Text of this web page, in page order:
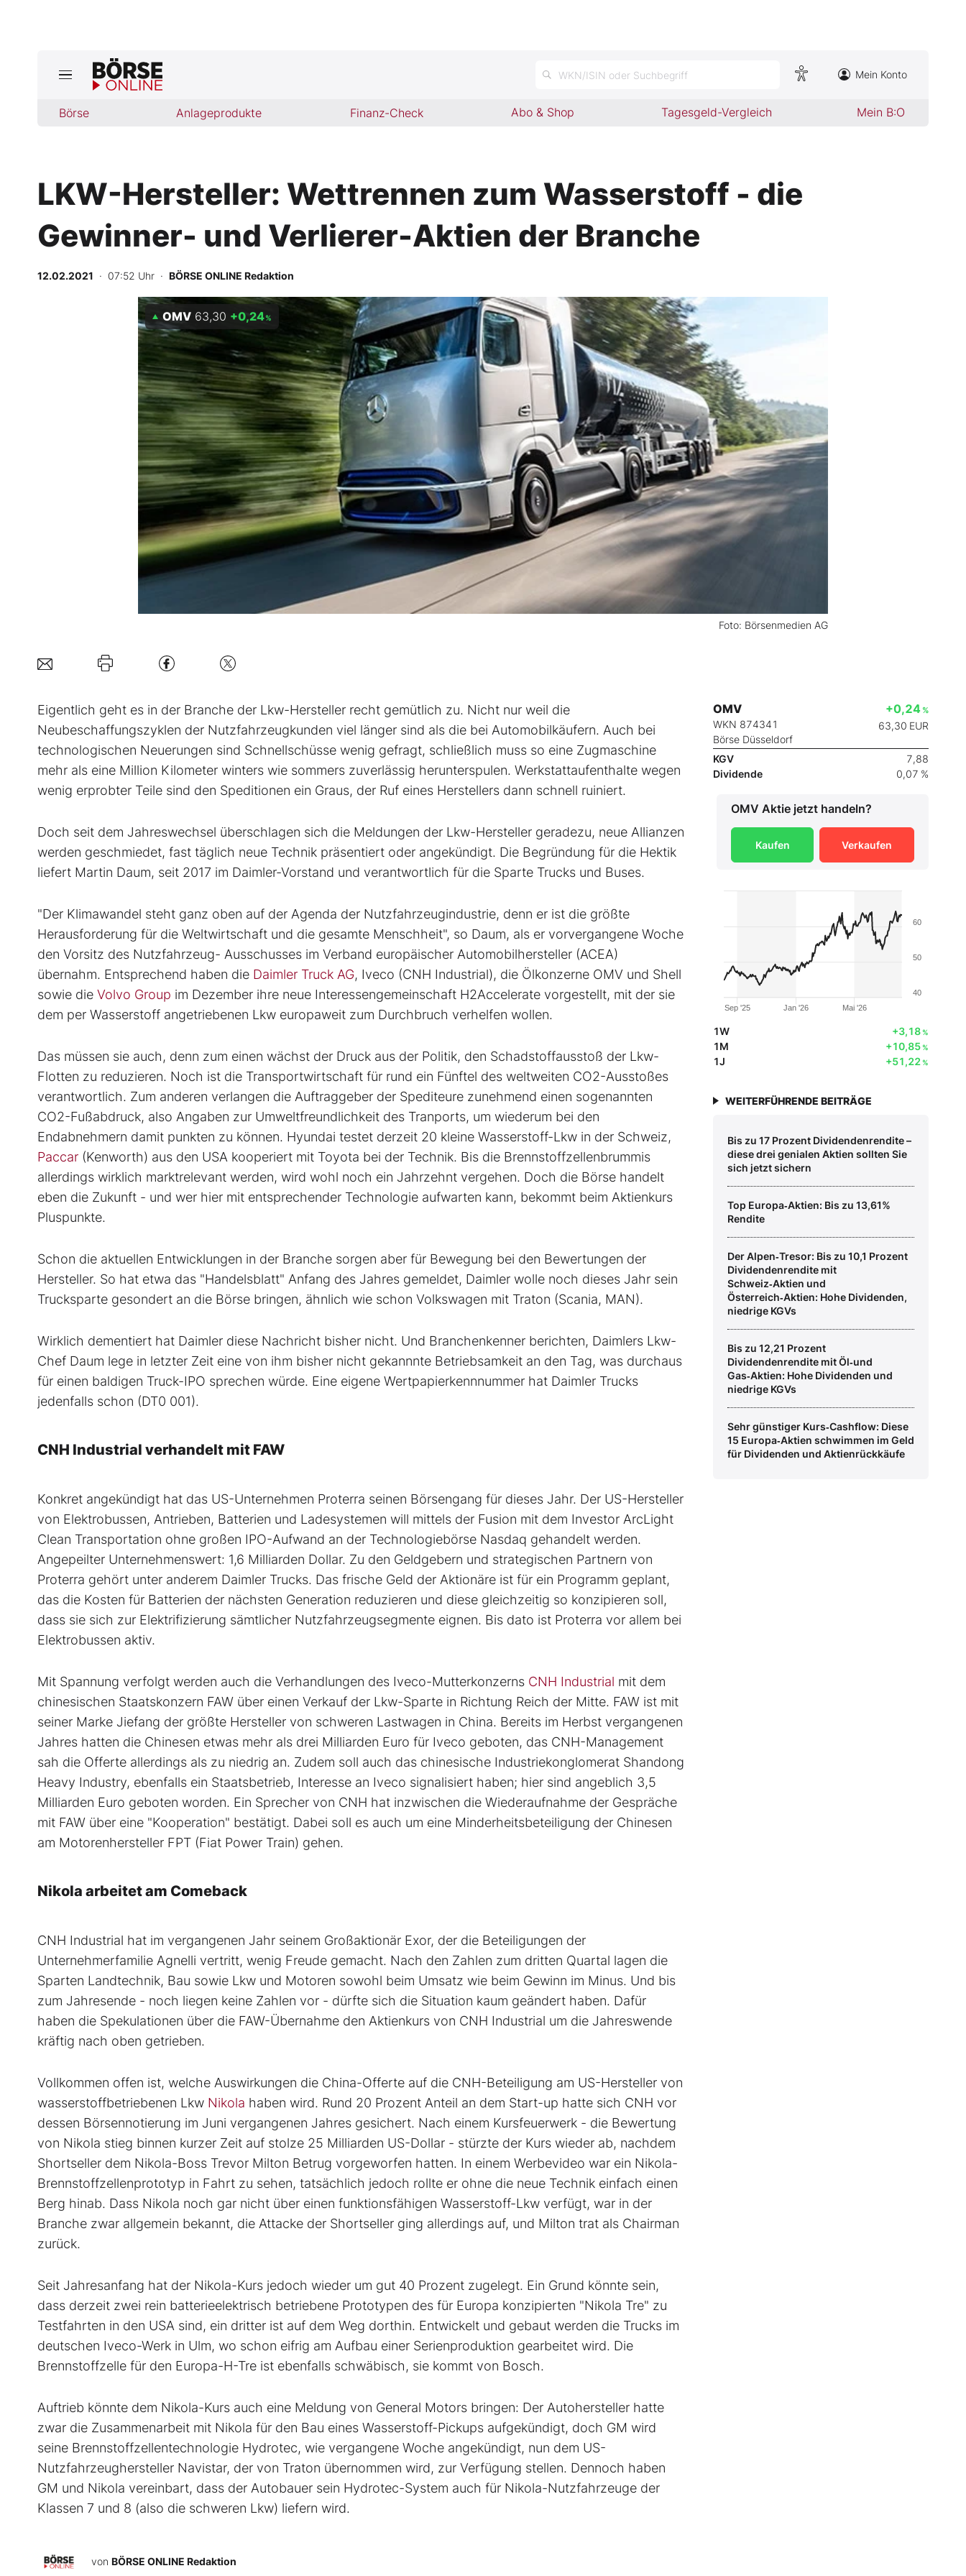
WKN/ISIN oder Suchbegriff Mein Konto
Börse Anlageprodukte Finanz-Check Abo & Shop Tagesgeld-Vergleich Mein B:O
Jetzt aktuelle Ausgabe BÖRSE ONLINE lesen
Anlageprodukte
Finanz-Check
BO-Musterdepots
Experten
Mein B:O
Mein Konto
Folgen Sie uns
Kontakt
LKW-Hersteller: Wettrennen zum Wasserstoff - die
Gewinner- und Verlierer-Aktien der Branche
12.02.2021 · 07:52 Uhr · BÖRSE ONLINE Redaktion
Foto: Börsenmedien AG
OMV 63,30 +0,24%
Eigentlich geht es in der Branche der Lkw-Hersteller recht gemütlich zu. Nicht nur weil die
Neubeschaffungszyklen der Nutzfahrzeugkunden viel länger sind als die bei Automobilkäufern. Auch bei
technologischen Neuerungen sind Schnellschüsse wenig gefragt, schließlich muss so eine Zugmaschine
mehr als eine Million Kilometer winters wie sommers zuverlässig herunterspulen. Werkstattaufenthalte wegen
wenig erprobter Teile sind den Speditionen ein Graus, der Ruf eines Herstellers dann schnell ruiniert.
Doch seit dem Jahreswechsel überschlagen sich die Meldungen der Lkw-Hersteller geradezu, neue Allianzen
werden geschmiedet, fast täglich neue Technik präsentiert oder angekündigt. Die Begründung für die Hektik
liefert Martin Daum, seit 2017 im Daimler-Vorstand und verantwortlich für die Sparte Trucks und Buses.
"Der Klimawandel steht ganz oben auf der Agenda der Nutzfahrzeugindustrie, denn er ist die größte
Herausforderung für die Weltwirtschaft und die gesamte Menschheit", so Daum, als er vorvergangene Woche
den Vorsitz des Nutzfahrzeug- Ausschusses im Verband europäischer Automobilhersteller (ACEA)
übernahm. Entsprechend haben die Daimler Truck AG, Iveco (CNH Industrial), die Ölkonzerne OMV und Shell
sowie die Volvo Group im Dezember ihre neue Interessengemeinschaft H2Accelerate vorgestellt, mit der sie
dem per Wasserstoff angetriebenen Lkw europaweit zum Durchbruch verhelfen wollen.
Das müssen sie auch, denn zum einen wächst der Druck aus der Politik, den Schadstoffausstoß der Lkw-
Flotten zu reduzieren. Noch ist die Transportwirtschaft für rund ein Fünftel des weltweiten CO2-Ausstoßes
verantwortlich. Zum anderen verlangen die Auftraggeber der Spediteure zunehmend einen sogenannten
CO2-Fußabdruck, also Angaben zur Umweltfreundlichkeit des Tranports, um wiederum bei den
Endabnehmern damit punkten zu können. Hyundai testet derzeit 20 kleine Wasserstoff-Lkw in der Schweiz,
Paccar (Kenworth) aus den USA kooperiert mit Toyota bei der Technik. Bis die Brennstoffzellenbrummis
allerdings wirklich marktrelevant werden, wird wohl noch ein Jahrzehnt vergehen. Doch die Börse handelt
eben die Zukunft - und wer hier mit entsprechender Technologie aufwarten kann, bekommt beim Aktienkurs
Pluspunkte.
Schon die aktuellen Entwicklungen in der Branche sorgen aber für Bewegung bei den Bewertungen der
Hersteller. So hat etwa das "Handelsblatt" Anfang des Jahres gemeldet, Daimler wolle noch dieses Jahr sein
Trucksparte gesondert an die Börse bringen, ähnlich wie schon Volkswagen mit Traton (Scania, MAN).
Wirklich dementiert hat Daimler diese Nachricht bisher nicht. Und Branchenkenner berichten, Daimlers Lkw-
Chef Daum lege in letzter Zeit eine von ihm bisher nicht gekannnte Betriebsamkeit an den Tag, was durchaus
für einen baldigen Truck-IPO sprechen würde. Eine eigene Wertpapierkennnummer hat Daimler Trucks
jedenfalls schon (DT0 001).
CNH Industrial verhandelt mit FAW
Konkret angekündigt hat das US-Unternehmen Proterra seinen Börsengang für dieses Jahr. Der US-Hersteller
von Elektrobussen, Antrieben, Batterien und Ladesystemen will mittels der Fusion mit dem Investor ArcLight
Clean Transportation ohne großen IPO-Aufwand an der Technologiebörse Nasdaq gehandelt werden.
Angepeilter Unternehmenswert: 1,6 Milliarden Dollar. Zu den Geldgebern und strategischen Partnern von
Proterra gehört unter anderem Daimler Trucks. Das frische Geld der Aktionäre ist für ein Programm geplant,
das die Kosten für Batterien der nächsten Generation reduzieren und diese gleichzeitig so konzipieren soll,
dass sie sich zur Elektrifizierung sämtlicher Nutzfahrzeugsegmente eignen. Bis dato ist Proterra vor allem bei
Elektrobussen aktiv.
Mit Spannung verfolgt werden auch die Verhandlungen des Iveco-Mutterkonzerns CNH Industrial mit dem
chinesischen Staatskonzern FAW über einen Verkauf der Lkw-Sparte in Richtung Reich der Mitte. FAW ist mit
seiner Marke Jiefang der größte Hersteller von schweren Lastwagen in China. Bereits im Herbst vergangenen
Jahres hatten die Chinesen etwas mehr als drei Milliarden Euro für Iveco geboten, das CNH-Management
sah die Offerte allerdings als zu niedrig an. Zudem soll auch das chinesische Industriekonglomerat Shandong
Heavy Industry, ebenfalls ein Staatsbetrieb, Interesse an Iveco signalisiert haben; hier sind angeblich 3,5
Milliarden Euro geboten worden. Ein Sprecher von CNH hat inzwischen die Wiederaufnahme der Gespräche
mit FAW über eine "Kooperation" bestätigt. Dabei soll es auch um eine Minderheitsbeteiligung der Chinesen
am Motorenhersteller FPT (Fiat Power Train) gehen.
Nikola arbeitet am Comeback
CNH Industrial hat im vergangenen Jahr seinem Großaktionär Exor, der die Beteiligungen der
Unternehmerfamilie Agnelli vertritt, wenig Freude gemacht. Nach den Zahlen zum dritten Quartal lagen die
Sparten Landtechnik, Bau sowie Lkw und Motoren sowohl beim Umsatz wie beim Gewinn im Minus. Und bis
zum Jahresende - noch liegen keine Zahlen vor - dürfte sich die Situation kaum geändert haben. Dafür
haben die Spekulationen über die FAW-Übernahme den Aktienkurs von CNH Industrial um die Jahreswende
kräftig nach oben getrieben.
Vollkommen offen ist, welche Auswirkungen die China-Offerte auf die CNH-Beteiligung am US-Hersteller von
wasserstoffbetriebenen Lkw Nikola haben wird. Rund 20 Prozent Anteil an dem Start-up hatte sich CNH vor
dessen Börsennotierung im Juni vergangenen Jahres gesichert. Nach einem Kursfeuerwerk - die Bewertung
von Nikola stieg binnen kurzer Zeit auf stolze 25 Milliarden US-Dollar - stürzte der Kurs wieder ab, nachdem
Shortseller dem Nikola-Boss Trevor Milton Betrug vorgeworfen hatten. In einem Werbevideo war ein Nikola-
Brennstoffzellenprototyp in Fahrt zu sehen, tatsächlich jedoch rollte er ohne die neue Technik einfach einen
Berg hinab. Dass Nikola noch gar nicht über einen funktionsfähigen Wasserstoff-Lkw verfügt, war in der
Branche zwar allgemein bekannt, die Attacke der Shortseller ging allerdings auf, und Milton trat als Chairman
zurück.
Seit Jahresanfang hat der Nikola-Kurs jedoch wieder um gut 40 Prozent zugelegt. Ein Grund könnte sein,
dass derzeit zwei rein batterieelektrisch betriebene Prototypen des für Europa konzipierten "Nikola Tre" zu
Testfahrten in den USA sind, ein dritter ist auf dem Weg dorthin. Entwickelt und gebaut werden die Trucks im
deutschen Iveco-Werk in Ulm, wo schon eifrig am Aufbau einer Serienproduktion gearbeitet wird. Die
Brennstoffzelle für den Europa-H-Tre ist ebenfalls schwäbisch, sie kommt von Bosch.
Auftrieb könnte dem Nikola-Kurs auch eine Meldung von General Motors bringen: Der Autohersteller hatte
zwar die Zusammenarbeit mit Nikola für den Bau eines Wasserstoff-Pickups aufgekündigt, doch GM wird
seine Brennstoffzellentechnologie Hydrotec, wie vergangene Woche angekündigt, nun dem US-
Nutzfahrzeughersteller Navistar, der von Traton übernommen wird, zur Verfügung stellen. Dennoch haben
GM und Nikola vereinbart, dass der Autobauer sein Hydrotec-System auch für Nikola-Nutzfahrzeuge der
Klassen 7 und 8 (also die schweren Lkw) liefern wird.
von BÖRSE ONLINE Redaktion
OMV
WKN 874341
Börse Düsseldorf
+0,24 %
63,30 EUR
KGV
7,88
Dividende
0,07 %
OMV Aktie jetzt handeln?
Kaufen Verkaufen
Jan '26
Sep '25 Mai '26
40
50
60
1W +3,18%
1M +10,85%
1J +51,22%
WEITERFÜHRENDE BEITRÄGE
Bis zu 17 Prozent Dividendenrendite –
diese drei genialen Aktien sollten Sie
sich jetzt sichern
Top Europa‑Aktien: Bis zu 13,61%
Rendite
Der Alpen‑Tresor: Bis zu 10,1 Prozent
Dividendenrendite mit
Schweiz‑Aktien und
Österreich‑Aktien: Hohe Dividenden,
niedrige KGVs
Bis zu 12,21 Prozent
Dividendenrendite mit Öl‑und
Gas‑Aktien: Hohe Dividenden und
niedrige KGVs
Sehr günstiger Kurs‑Cashflow: Diese
15 Europa‑Aktien schwimmen im Geld
für Dividenden und Aktienrückkäufe